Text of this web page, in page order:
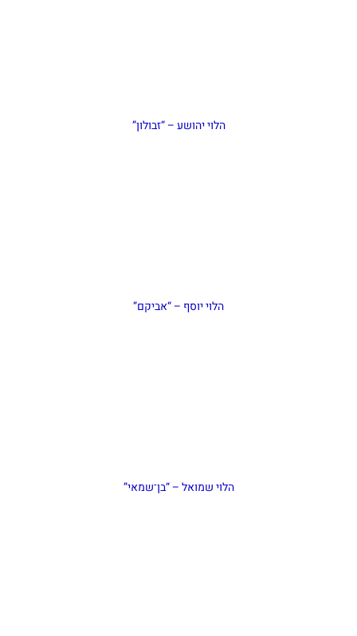
הלוי יהושע – “זבולון”
הלוי יוסף – “אביקם”
הלוי שמואל – “בן־שמאי”